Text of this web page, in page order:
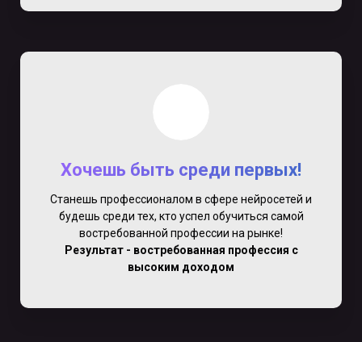
Хочешь быть среди первых!
Станешь профессионалом в сфере нейросетей и
будешь среди тех, кто успел обучиться самой
востребованной профессии на рынке!
Результат - востребованная профессия с
высоким доходом